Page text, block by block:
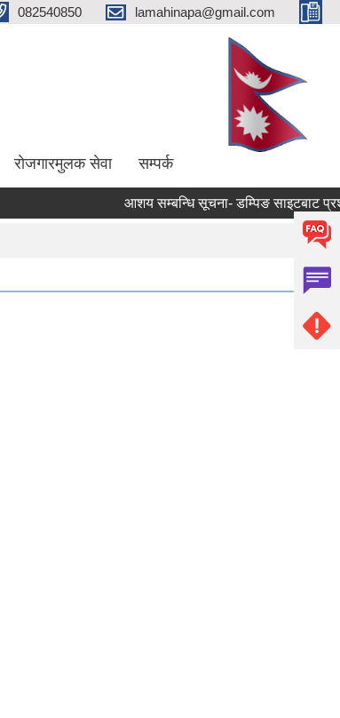
082540850 lamahinapa@gmail.com
राेजगारमुलक सेवा सम्पर्क
आशय सम्बन्धि सूचना- डम्पिङ साइटबाट